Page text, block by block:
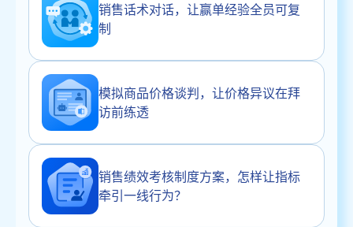
销售话术对话，让赢单经验全员可复
制
模拟商品价格谈判，让价格异议在拜
访前练透
销售绩效考核制度方案，怎样让指标
牵引一线行为？